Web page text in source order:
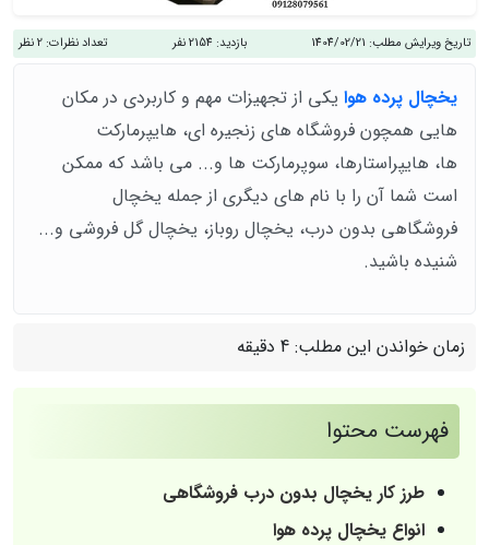
تاریخ ویرایش مطلب: 1404/02/21 بازدید: 2154 نفر تعداد نظرات: 2 نظر
یخچال پرده هوا یکی از تجهیزات مهم و کاربردی در مکان
هایی همچون فروشگاه های زنجیره ای، هایپرمارکت
ها، هایپراستارها، سوپرمارکت ها و... می باشد که ممکن
است شما آن را با نام های دیگری از جمله یخچال
فروشگاهی بدون درب، یخچال روباز، یخچال گل فروشی و...
شنیده باشید.
زمان خواندن این مطلب: 4 دقیقه
فهرست محتوا
طرز کار یخچال بدون درب فروشگاهی
انواع یخچال پرده هوا